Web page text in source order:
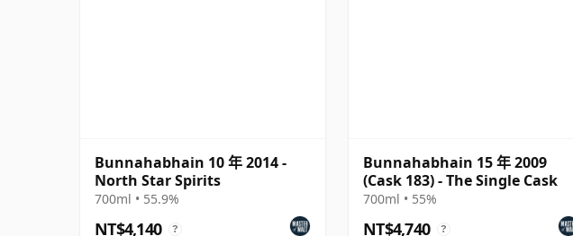
Bunnahabhain 10 年 2014 -
North Star Spirits
700ml • 55.9%
NT$4,140 ?
Bunnahabhain 15 年 2009
(Cask 183) - The Single Cask
700ml • 55%
NT$4,740 ?